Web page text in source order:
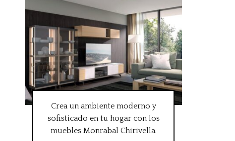
Crea un ambiente moderno y
sofisticado en tu hogar con los
muebles Monrabal Chirivella.